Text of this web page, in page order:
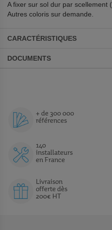
A fixer sur sol dur par scellement
Autres coloris sur demande.
CARACTÉRISTIQUES
DOCUMENTS
+ de 300 000
références
140
installateurs
en France
Livraison
offerte dès
200€ HT